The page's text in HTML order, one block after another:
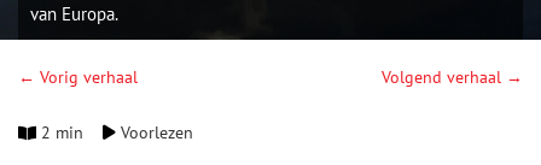
van Europa.
← Vorig verhaal Volgend verhaal →
2 min Voorlezen